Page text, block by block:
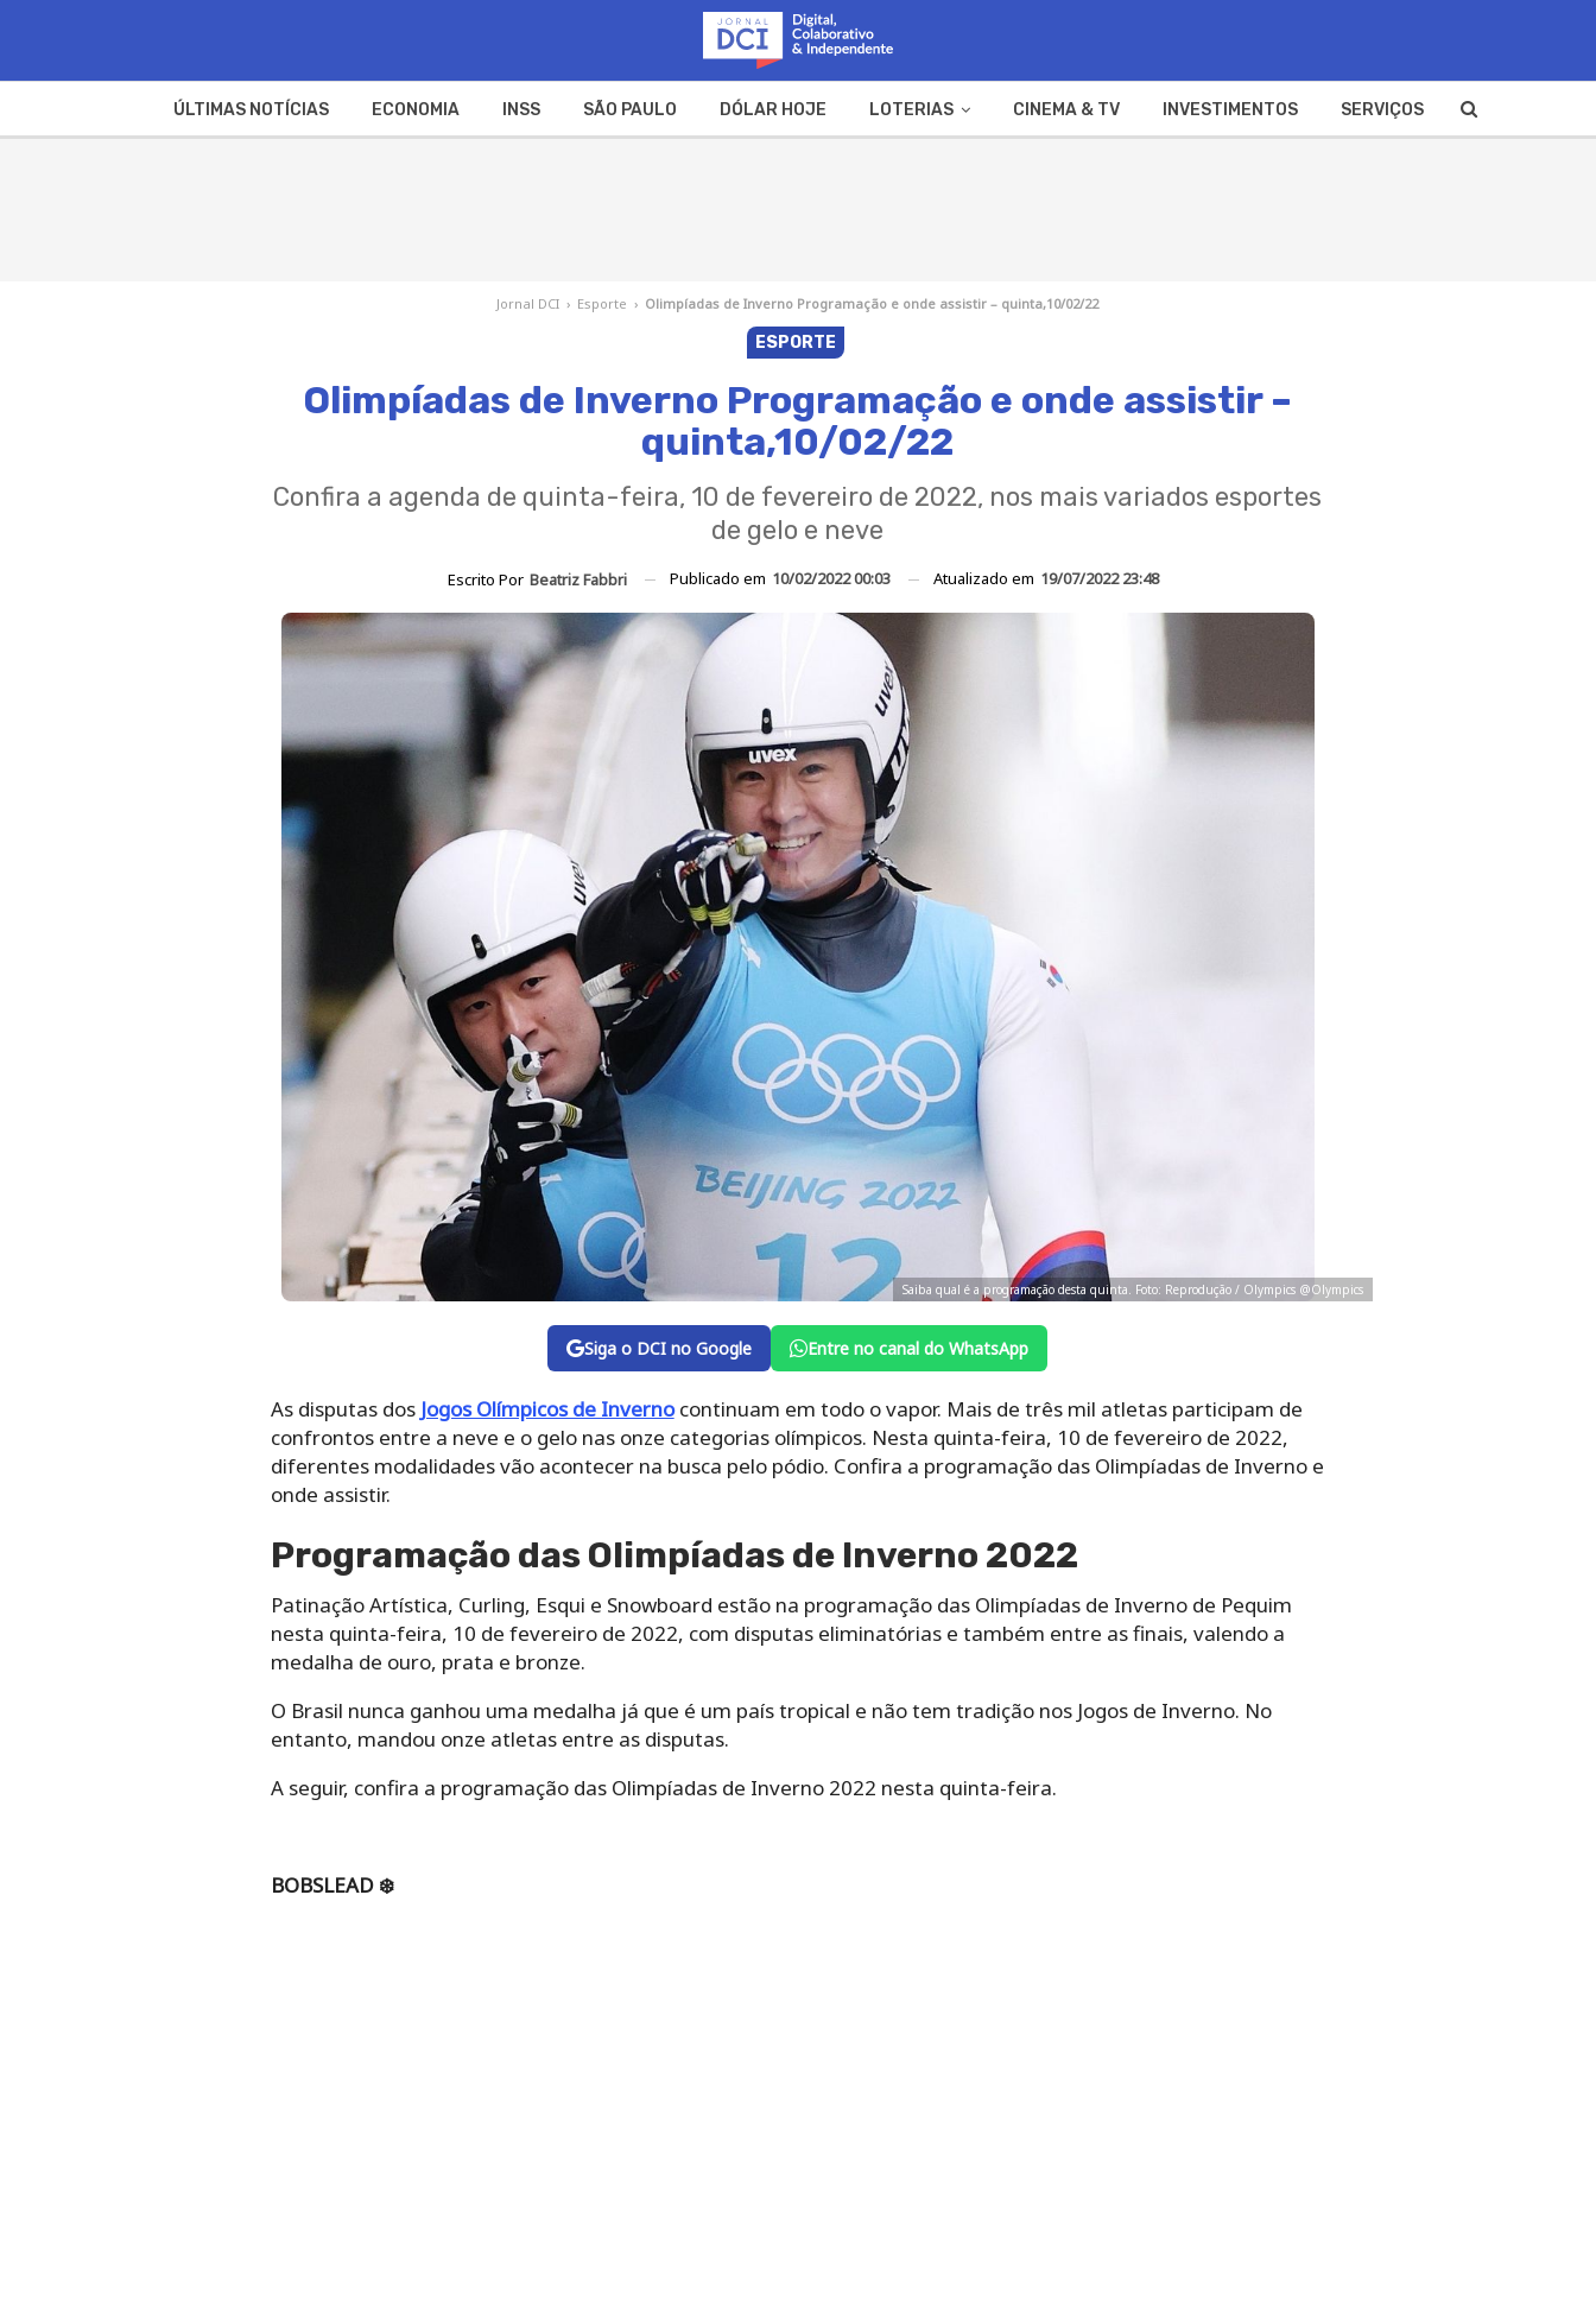
ÚLTIMAS NOTÍCIAS ECONOMIA INSS SÃO PAULO DÓLAR HOJE LOTERIAS CINEMA & TV INVESTIMENTOS SERVIÇOS
Jornal DCI › Esporte › Olimpíadas de Inverno Programação e onde assistir – quinta,10/02/22
ESPORTE
Olimpíadas de Inverno Programação e onde assistir –
quinta,10/02/22
Confira a agenda de quinta-feira, 10 de fevereiro de 2022, nos mais variados esportes
de gelo e neve
Escrito Por Beatriz Fabbri Publicado em 10/02/2022 00:03 Atualizado em 19/07/2022 23:48
Saiba qual é a programação desta quinta. Foto: Reprodução / Olympics @Olympics
Siga o DCI no Google Entre no canal do WhatsApp
As disputas dos Jogos Olímpicos de Invernocontinuam em todo o vapor. Mais de três mil atletas participam de
confrontos entre a neve e o gelo nas onze categorias olímpicos. Nesta quinta-feira, 10 de fevereiro de 2022,
diferentes modalidades vão acontecer na busca pelo pódio. Confira a programação das Olimpíadas de Inverno e
onde assistir.
Programação das Olimpíadas de Inverno 2022
Patinação Artística, Curling, Esqui e Snowboard estão na programação das Olimpíadas de Inverno de Pequim
nesta quinta-feira, 10 de fevereiro de 2022, com disputas eliminatórias e também entre as finais, valendo a
medalha de ouro, prata e bronze.
O Brasil nunca ganhou uma medalha já que é um país tropical e não tem tradição nos Jogos de Inverno. No
entanto, mandou onze atletas entre as disputas.
A seguir, confira a programação das Olimpíadas de Inverno 2022 nesta quinta-feira.
BOBSLEAD ❄️